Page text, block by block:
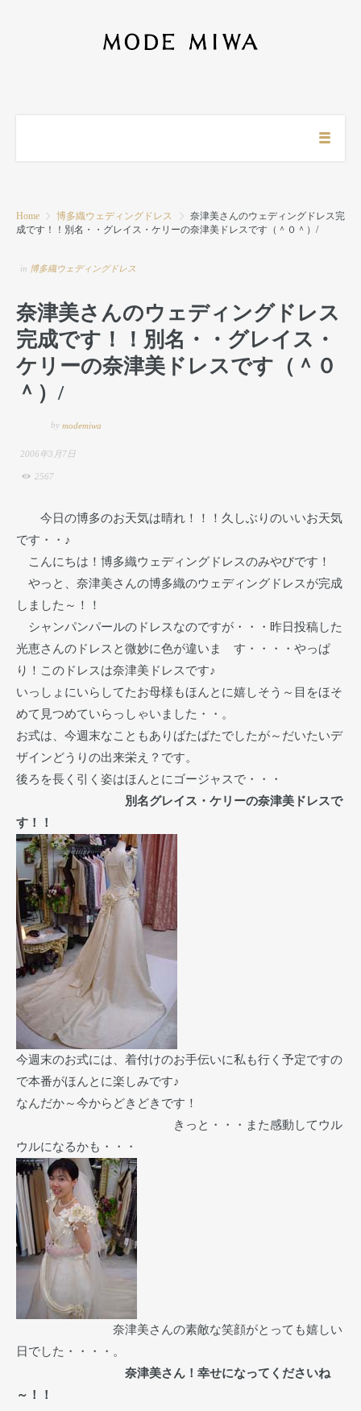
Home 博多織ウェディングドレス
奈津美さんのウェディングドレス完
成です！！別名・・グレイス・ケリーの奈津美ドレスです（＾０＾）/
in 博多織ウェディングドレス
奈津美さんのウェディングドレス
完成です！！別名・・グレイス・
ケリーの奈津美ドレスです（＾０
＾）/
by modemiwa
2006年3月7日
2567
今日の博多のお天気は晴れ！！！久しぶりのいいお天気
です・・♪
こんにちは！博多織ウェディングドレスのみやびです！
やっと、奈津美さんの博多織のウェディングドレスが完成
しました～！！
シャンパンパールのドレスなのですが・・・昨日投稿した
光恵さんのドレスと微妙に色が違いま す・・・・やっぱ
り！このドレスは奈津美ドレスです♪
いっしょにいらしてたお母様もほんとに嬉しそう～目をほそ
めて見つめていらっしゃいました・・。
お式は、今週末なこともありばたばたでしたが～だいたいデ
ザインどうりの出来栄え？です。
後ろを長く引く姿はほんとにゴージャスで・・・
別名グレイス・ケリーの奈津美ドレスで
す！！
今週末のお式には、着付けのお手伝いに私も行く予定ですの
で本番がほんとに楽しみです♪
なんだか～今からどきどきです！
きっと・・・また感動してウル
ウルになるかも・・・
奈津美さんの素敵な笑顔がとっても嬉しい
日でした・・・・。
奈津美さん！幸せになってくださいね
～！！